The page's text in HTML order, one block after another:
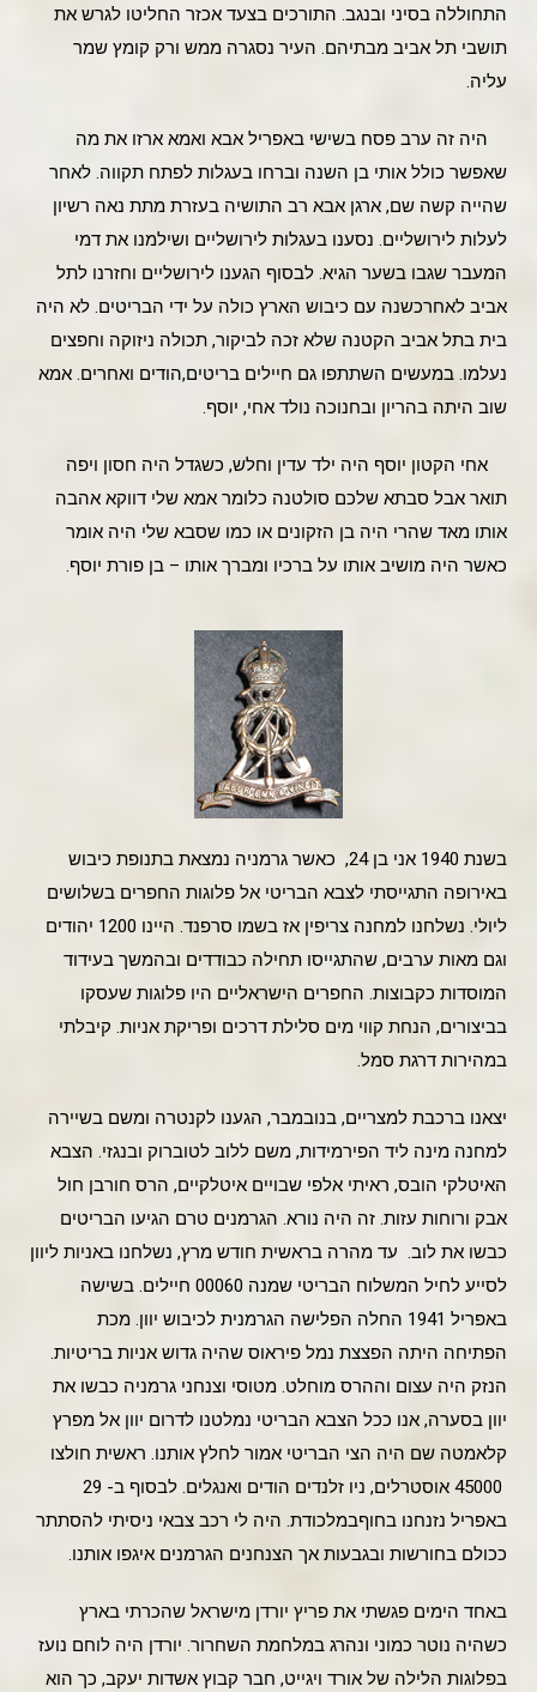
התחוללה בסיני ובנגב. התורכים בצעד אכזר החליטו לגרש את
תושבי תל אביב מבתיהם. העיר נסגרה ממש ורק קומץ שמר
עליה.
היה זה ערב פסח בשישי באפריל אבא ואמא ארזו את מה
שאפשר כולל אותי בן השנה וברחו בעגלות לפתח תקווה. לאחר
שהייה קשה שם, ארגן אבא רב התושיה בעזרת מתת נאה רשיון
לעלות לירושליים. נסענו בעגלות לירושליים ושילמנו את דמי
המעבר שגבו בשער הגיא. לבסוף הגענו לירושליים וחזרנו לתל
אביב לאחרכשנה עם כיבוש הארץ כולה על ידי הבריטים. לא היה
בית בתל אביב הקטנה שלא זכה לביקור, תכולה ניזוקה וחפצים
נעלמו. במעשים השתתפו גם חיילים בריטים,הודים ואחרים. אמא
שוב היתה בהריון ובחנוכה נולד אחי, יוסף.
אחי הקטון יוסף היה ילד עדין וחלש, כשגדל היה חסון ויפה
תואר אבל סבתא שלכם סולטנה כלומר אמא שלי דווקא אהבה
אותו מאד שהרי היה בן הזקונים או כמו שסבא שלי היה אומר
כאשר היה מושיב אותו על ברכיו ומברך אותו – בן פורת יוסף.
בשנת 1940 אני בן 24, כאשר גרמניה נמצאת בתנופת כיבוש
באירופה התגייסתי לצבא הבריטי אל פלוגות החפרים בשלושים
ליולי. נשלחנו למחנה צריפין אז בשמו סרפנד. היינו 1200 יהודים
וגם מאות ערבים, שהתגייסו תחילה כבודדים ובהמשך בעידוד
המוסדות כקבוצות. החפרים הישראליים היו פלוגות שעסקו
בביצורים, הנחת קווי מים סלילת דרכים ופריקת אניות. קיבלתי
במהירות דרגת סמל.
יצאנו ברכבת למצריים, בנובמבר, הגענו לקנטרה ומשם בשיירה
למחנה מינה ליד הפירמידות, משם ללוב לטוברוק ובנגזי. הצבא
האיטלקי הובס, ראיתי אלפי שבויים איטלקיים, הרס חורבן חול
אבק ורוחות עזות. זה היה נורא. הגרמנים טרם הגיעו הבריטים
כבשו את לוב. עד מהרה בראשית חודש מרץ, נשלחנו באניות ליוון
לסייע לחיל המשלוח הבריטי שמנה 00060 חיילים. בשישה
באפריל 1941 החלה הפלישה הגרמנית לכיבוש יוון. מכת
הפתיחה היתה הפצצת נמל פיראוס שהיה גדוש אניות בריטיות.
הנזק היה עצום וההרס מוחלט. מטוסי וצנחני גרמניה כבשו את
יוון בסערה, אנו ככל הצבא הבריטי נמלטנו לדרום יוון אל מפרץ
קלאמטה שם היה הצי הבריטי אמור לחלץ אותנו. ראשית חולצו
45000 אוסטרלים, ניו זלנדים הודים ואנגלים. לבסוף ב- 29
באפריל נזנחנו בחוףבמלכודת. היה לי רכב צבאי ניסיתי להסתתר
ככולם בחורשות ובגבעות אך הצנחנים הגרמנים איגפו אותנו.
באחד הימים פגשתי את פריץ יורדן מישראל שהכרתי בארץ
כשהיה נוטר כמוני ונהרג במלחמת השחרור. יורדן היה לוחם נועז
בפלוגות הלילה של אורד ויגייט, חבר קבוץ אשדות יעקב, כך הוא